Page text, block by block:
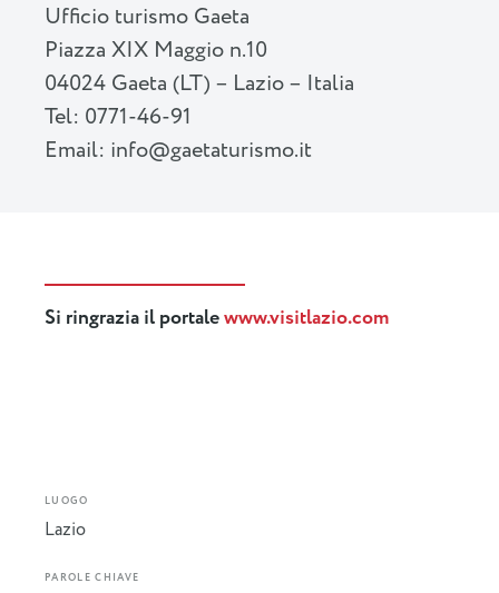
Ufficio turismo Gaeta
Piazza XIX Maggio n.10
04024 Gaeta (LT) – Lazio – Italia
Tel: 0771-46-91
Email: info@gaetaturismo.it
Si ringrazia il portalewww.visitlazio.com
LUOGO
Lazio
PAROLE CHIAVE